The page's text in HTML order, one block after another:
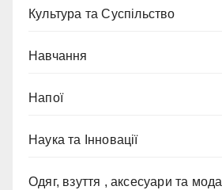
Культура та Суспільство
Навчання
Напої
Наука та Інновації
Одяг, взуття , аксесуари та мода